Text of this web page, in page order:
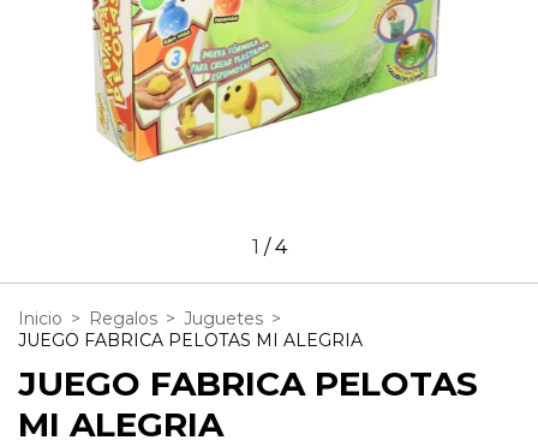
1 /4
Inicio > Regalos > Juguetes >
JUEGO FABRICA PELOTAS MI ALEGRIA
JUEGO FABRICA PELOTAS
MI ALEGRIA